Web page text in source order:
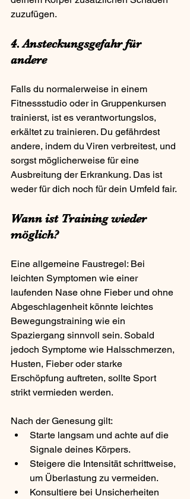
zuzufügen.
4. Ansteckungsgefahr für
andere
Falls du normalerweise in einem
Fitnessstudio oder in Gruppenkursen
trainierst, ist es verantwortungslos,
erkältet zu trainieren. Du gefährdest
andere, indem du Viren verbreitest, und
sorgst möglicherweise für eine
Ausbreitung der Erkrankung. Das ist
weder für dich noch für dein Umfeld fair.
Wann ist Training wieder
möglich?
Eine allgemeine Faustregel: Bei
leichten Symptomen wie einer
laufenden Nase ohne Fieber und ohne
Abgeschlagenheit könnte leichtes
Bewegungstraining wie ein
Spaziergang sinnvoll sein. Sobald
jedoch Symptome wie Halsschmerzen,
Husten, Fieber oder starke
Erschöpfung auftreten, sollte Sport
strikt vermieden werden.
Nach der Genesung gilt:
Starte langsam und achte auf die
Signale deines Körpers.
Steigere die Intensität schrittweise,
um Überlastung zu vermeiden.
Konsultiere bei Unsicherheiten